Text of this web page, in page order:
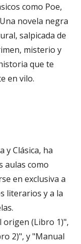
como Poe,
novela negra
salpicada de
misterio y
que te
en vilo.
y Clásica, ha
aulas como
en exclusiva a
literarios y a la
origen (Libro 1)",
2)", y "Manual